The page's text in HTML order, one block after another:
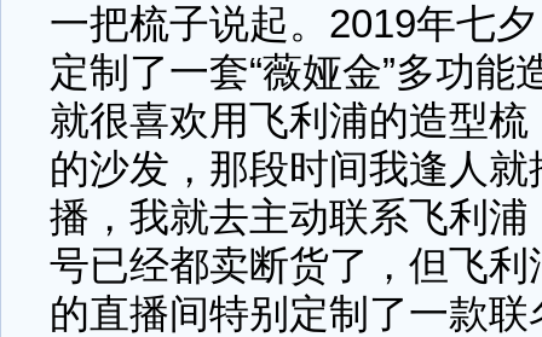
一把梳子说起。2019年七
定制了一套“薇娅金”多功能
就很喜欢用飞利浦的造型
的沙发，那段时间我逢人
播，我就去主动联系飞利
号已经都卖断货了，但飞
的直播间特别定制了一款